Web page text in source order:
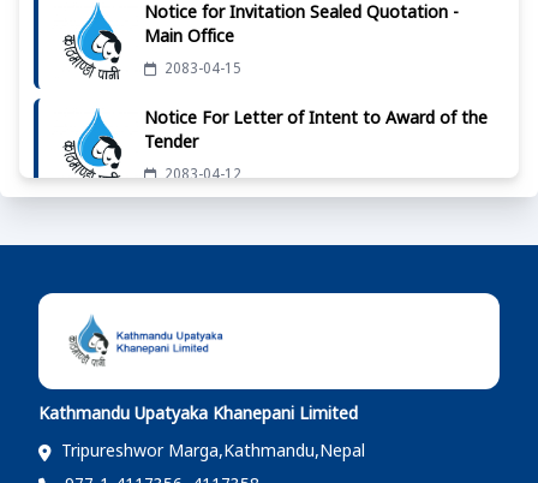
Notice for Invitation Sealed Quotation -
Main Office
2083-04-15
Notice For Letter of Intent to Award of the
Tender
2083-04-12
दररेट उपलब्ध गराईदिने बारेको सूचना - मुख्य कार्यालय
Kathmandu Upatyaka Khanepani Limited
Tripureshwor Marga,Kathmandu,Nepal